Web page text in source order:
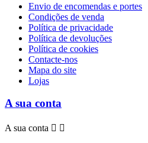
Envio de encomendas e portes
Condições de venda
Política de privacidade
Política de devoluções
Política de cookies
Contacte-nos
Mapa do site
Lojas
A sua conta
A sua conta  